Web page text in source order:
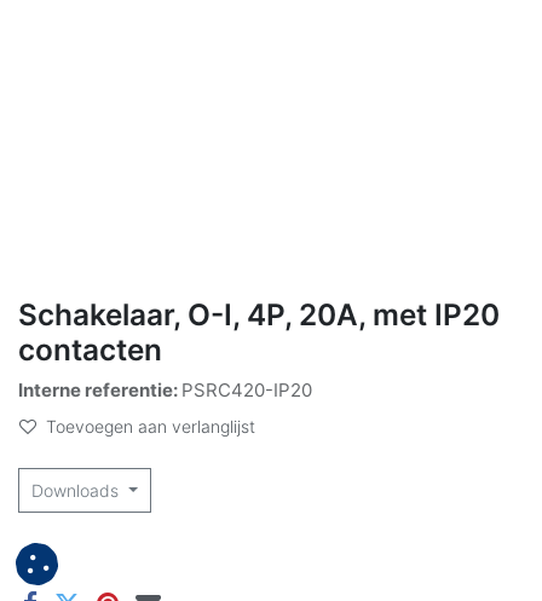
Schakelaar, O-I, 4P, 20A, met IP20
contacten
Interne referentie: PSRC420-IP20
Toevoegen aan verlanglijst
Downloads